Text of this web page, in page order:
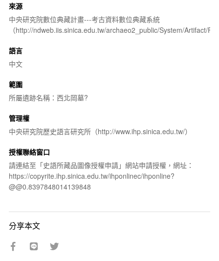
來源
中央研究院數位典藏計畫---考古資料數位典藏系統
（http://ndweb.iis.sinica.edu.tw/archaeo2_public/System/Artifact/
語言
中文
範圍
所屬遺跡名稱：西北岡墓?
管理權
中央研究院歷史語言研究所（http://www.ihp.sinica.edu.tw/）
授權聯絡窗口
請連結至「史語所藏品圖像授權申請」網站申請授權，網址：
https://copyrite.ihp.sinica.edu.tw/ihponlinec/ihponline?
@@0.8397848014139848
分享本文